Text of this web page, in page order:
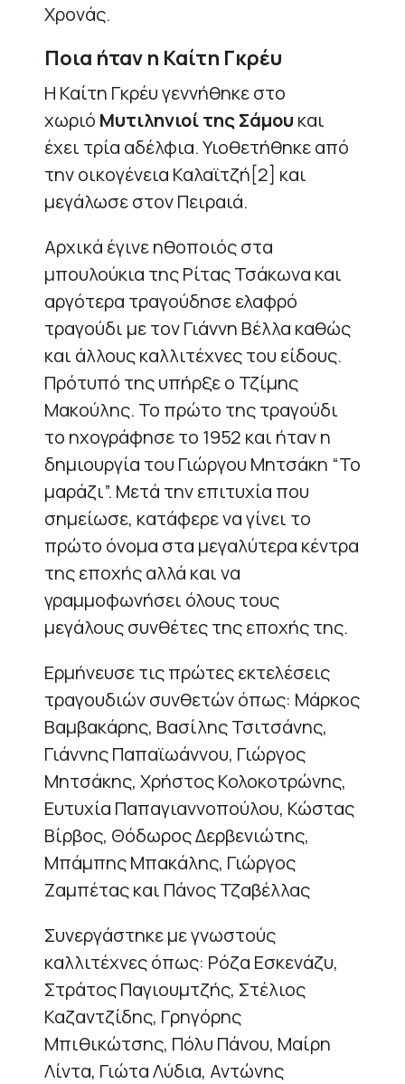
Χρονάς.
Ποια ήταν η Καίτη Γκρέυ
Η Καίτη Γκρέυ γεννήθηκε στο
χωριό Μυτιληνιοί της Σάμου και
έχει τρία αδέλφια. Υιοθετήθηκε από
την οικογένεια Καλαϊτζή[2] και
μεγάλωσε στον Πειραιά.
Αρχικά έγινε ηθοποιός στα
μπουλούκια της Ρίτας Τσάκωνα και
αργότερα τραγούδησε ελαφρό
τραγούδι με τον Γιάννη Βέλλα καθώς
και άλλους καλλιτέχνες του είδους.
Πρότυπό της υπήρξε ο Τζίμης
Μακούλης. Το πρώτο της τραγούδι
το ηχογράφησε το 1952 και ήταν η
δημιουργία του Γιώργου Μητσάκη “Το
μαράζι”. Μετά την επιτυχία που
σημείωσε, κατάφερε να γίνει το
πρώτο όνομα στα μεγαλύτερα κέντρα
της εποχής αλλά και να
γραμμοφωνήσει όλους τους
μεγάλους συνθέτες της εποχής της.
Ερμήνευσε τις πρώτες εκτελέσεις
τραγουδιών συνθετών όπως: Μάρκος
Βαμβακάρης, Βασίλης Τσιτσάνης,
Γιάννης Παπαϊωάννου, Γιώργος
Μητσάκης, Χρήστος Κολοκοτρώνης,
Ευτυχία Παπαγιαννοπούλου, Κώστας
Βίρβος, Θόδωρος Δερβενιώτης,
Μπάμπης Μπακάλης, Γιώργος
Ζαμπέτας και Πάνος Τζαβέλλας
Συνεργάστηκε με γνωστούς
καλλιτέχνες όπως: Ρόζα Εσκενάζυ,
Στράτος Παγιουμτζής, Στέλιος
Καζαντζίδης, Γρηγόρης
Μπιθικώτσης, Πόλυ Πάνου, Μαίρη
Λίντα, Γιώτα Λύδια, Αντώνης